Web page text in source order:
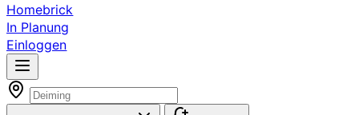
Homebrick
In Planung
Einloggen